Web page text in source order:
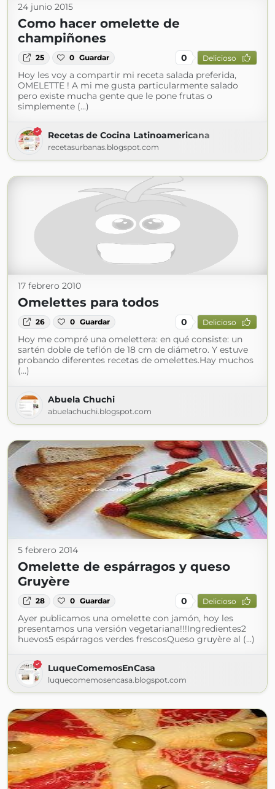
24 junio 2015
Como hacer omelette de
champiñones
25 0 Guardar 0 Delicioso
Hoy les voy a compartir mi receta salada preferida,
OMELETTE ! A mi me gusta particularmente salado
pero existe mucha gente que le pone frutas o
simplemente (...)
Recetas de Cocina Latinoamericana
recetasurbanas.blogspot.com
17 febrero 2010
Omelettes para todos
26 0 Guardar 0 Delicioso
Hoy me compré una omelettera: en qué consiste: un
sartén doble de teflón de 18 cm de diámetro. Y estuve
probando diferentes recetas de omelettes.Hay muchos
(...)
Abuela Chuchi
abuelachuchi.blogspot.com
5 febrero 2014
Omelette de espárragos y queso
Gruyère
28 0 Guardar 0 Delicioso
Ayer publicamos una omelette con jamón, hoy les
presentamos una versión vegetariana!!!Ingredientes2
huevos5 espárragos verdes frescosQueso gruyère al (...)
LuqueComemosEnCasa
luquecomemosencasa.blogspot.com